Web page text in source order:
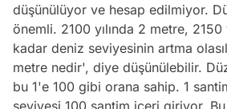
düşünülüyor ve hesap edilmiyor.
önemli. 2100 yılında 2 metre, 2150
kadar deniz seviyesinin artma
metre nedir', diye düşünülebilir.
bu 1'e 100 gibi orana sahip. 1